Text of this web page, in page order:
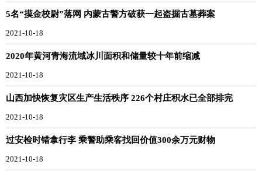
5名“摸金校尉”落网 内蒙古警方破获一起盗掘古墓葬案
2021-10-18
2020年黄河青海流域冰川面积和储量较十年前缩减
2021-10-18
山西加快恢复灾区生产生活秩序 226个村庄积水已全部排完
2021-10-18
过安检时错拿行李 乘警助乘客找回价值300余万元财物
2021-10-18